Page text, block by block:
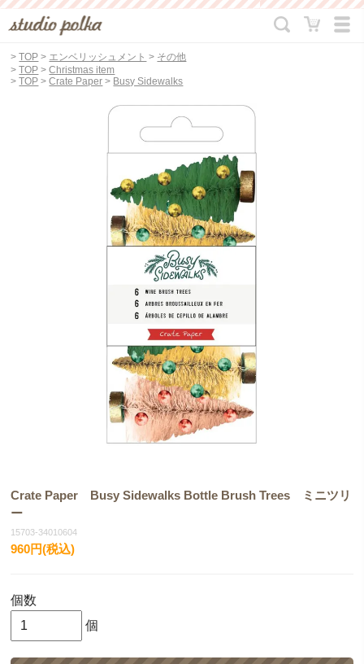
>TOP > エンベリッシュメント > その他
>TOP >Christmas item
>TOP >Crate Paper > Busy Sidewalks
Crate Paper Busy Sidewalks Bottle Brush Trees ミニツリ
ー
15703-34010604
960円(税込)
個数
個